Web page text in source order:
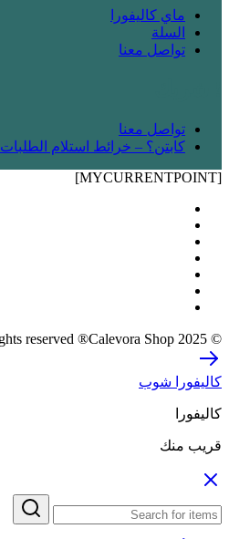
ماي كاليفورا
السلة
تواصل معنا
تواصل معنا
كابتن؟ – خرائط استلام الطلبات
[MYCURRENTPOINT]
© 2025 All rights reserved ®Calevora Shop كاليفورا شوب
كاليفورا شوب
كاليفورا
قريب منك